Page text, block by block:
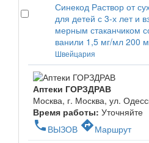
Синекод Раствор от
для детей с 3-х лет и
мерным стаканчиком
ванили 1,5 мг/мл 200
Швейцария
Аптеки ГОРЗДРАВ
Москва, г. Москва, ул.
Время работы: Уточняйте
phone ВЫЗОВ directionsМаршрут